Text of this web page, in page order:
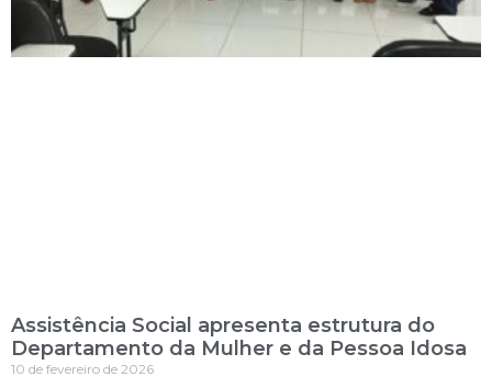
Assistência Social apresenta estrutura do
Departamento da Mulher e da Pessoa Idosa
10 de fevereiro de 2026